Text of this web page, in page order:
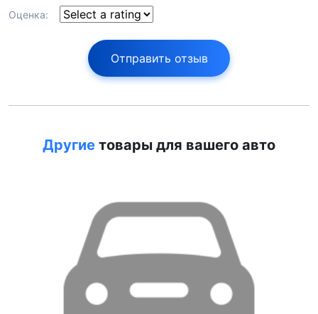
Оценка:
Отправить отзыв
Другие товары для вашего авто